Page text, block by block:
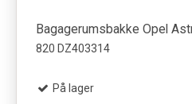
Bagagerumsbakke Opel
820 DZ403314
På lager